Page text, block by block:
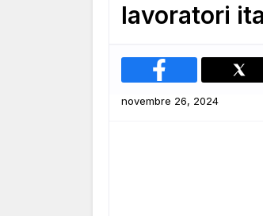
lavoratori
novembre 26, 2024